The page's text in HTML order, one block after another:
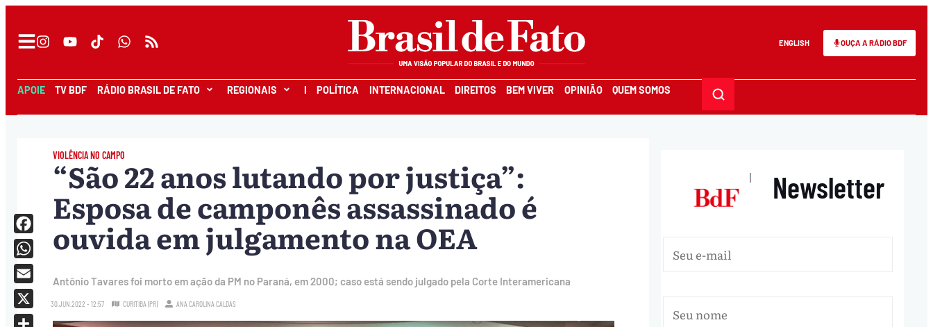
ENGLISH OUÇA A RÁDIO BDF
APOIE TV BDF RÁDIO BRASIL DE FATO REGIONAIS I POLÍTICA INTERNACIONAL DIREITOS BEM VIVER OPINIÃO QUEM SOMOS
VIOLÊNCIA NO CAMPO
“São 22 anos lutando por justiça”:
Esposa de camponês assassinado é
ouvida em julgamento na OEA
Antônio Tavares foi morto em ação da PM no Paraná, em 2000; caso está sendo julgado pela Corte Interamericana
30.JUN.2022 - 12:57 CURITIBA (PR) ANA CAROLINA CALDAS
Facebook
WhatsApp
Email
X
| Newsletter